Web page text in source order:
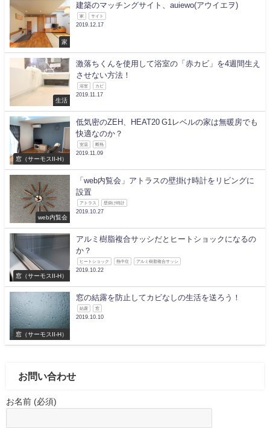
家
建築のマッチングサイト、auiewo(アウイエヲ)
家 サイト
2019.12.17
生活
激落ちくんを使用して浴室の「赤カビ」を4週間生え
させない方法！
浴室 カビ
2019.11.17
窓（サーモスII-H）
低気密のZEH、HEAT20 G1レベルの家は無暖房でも
快適なのか？
室温 断熱
2019.11.09
web内覧会
「web内覧会」アトラスの壁掛け時計をリビングに
設置
アトラス 壁掛け時計
2019.10.27
窓（サーモスII-H）
アルミ樹脂複合サッシだとヒートショックになるの
か？
ヒートショック 熱中症 アルミ樹脂複合サッシ
2019.10.22
窓（サーモスII-H）
窓の結露を防止してカビなしの生活を送ろう！
結露 窓
2019.10.10
お問い合わせ
お名前 (必須)